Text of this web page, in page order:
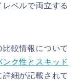
ベルで両立する
較情報について
ク性とスキッド
詳細が記載されて